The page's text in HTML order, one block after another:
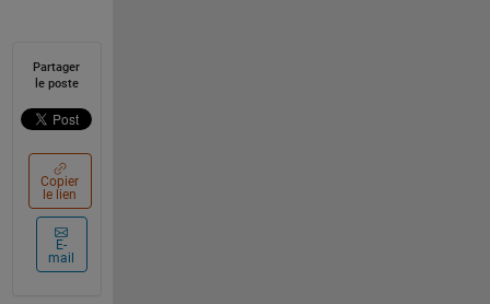
Partager
le poste
Copier
le lien
E-
mail